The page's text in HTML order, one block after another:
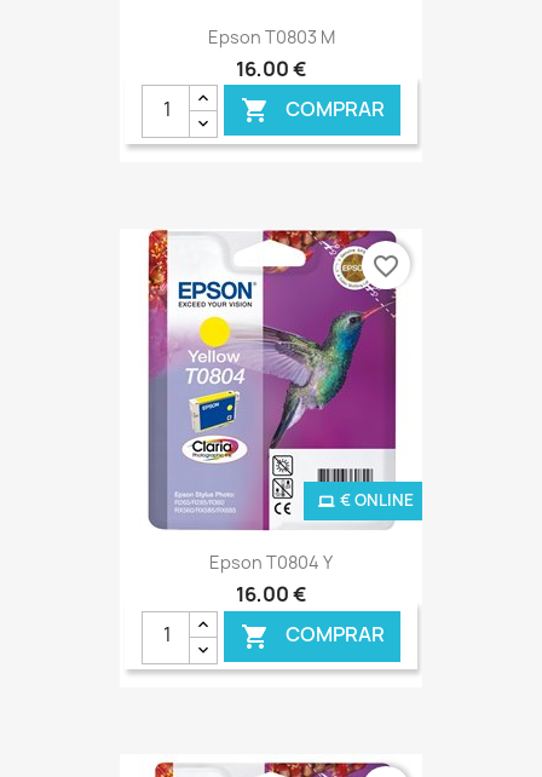
Epson T0803 M
16,00 €
 COMPRAR
Epson T0804 Y
16,00 €
 COMPRAR
€ ONLINE
favorite_border